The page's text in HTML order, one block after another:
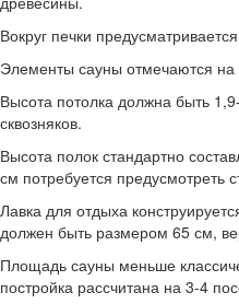
Вокруг печки
Элементы сауны отмечаются на
Высота потолка должна быть
сквозняков.
Высота полок стандартно
см потребуется предусмотреть
Лавка для отдыха
должен быть размером 65 см,
Площадь сауны меньше
постройка рассчитана на 3-4